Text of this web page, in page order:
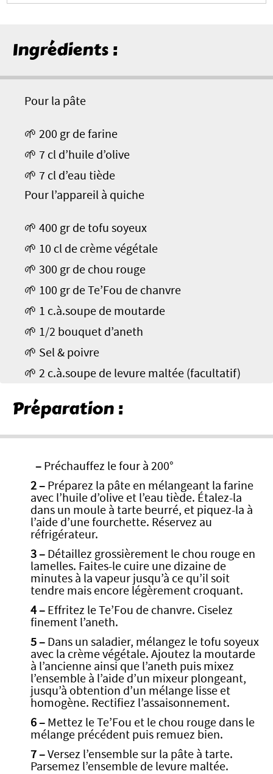
Ingrédients :
Pour la pâte
🌱 200 gr de farine
🌱 7 cl d’huile d’olive
🌱 7 cl d’eau tiède
Pour l’appareil à quiche
🌱 400 gr de tofu soyeux
🌱 10 cl de crème végétale
🌱 300 gr de chou rouge
🌱 100 gr de Te’Fou de chanvre
🌱 1 c.à.soupe de moutarde
🌱 1/2 bouquet d’aneth
🌱 Sel & poivre
🌱 2 c.à.soupe de levure maltée (facultatif)
Préparation :
– Préchauffez le four à 200°
2 – Préparez la pâte en mélangeant la farine
avec l’huile d’olive et l’eau tiède. Étalez-la
dans un moule à tarte beurré, et piquez-la à
l’aide d’une fourchette. Réservez au
réfrigérateur.
3 – Détaillez grossièrement le chou rouge en
lamelles. Faites-le cuire une dizaine de
minutes à la vapeur jusqu’à ce qu’il soit
tendre mais encore légèrement croquant.
4 – Effritez le Te’Fou de chanvre. Ciselez
finement l’aneth.
5 – Dans un saladier, mélangez le tofu soyeux
avec la crème végétale. Ajoutez la moutarde
à l’ancienne ainsi que l’aneth puis mixez
l’ensemble à l’aide d’un mixeur plongeant,
jusqu’à obtention d’un mélange lisse et
homogène. Rectifiez l’assaisonnement.
6 – Mettez le Te’Fou et le chou rouge dans le
mélange précédent puis remuez bien.
7 – Versez l’ensemble sur la pâte à tarte.
Parsemez l’ensemble de levure maltée.